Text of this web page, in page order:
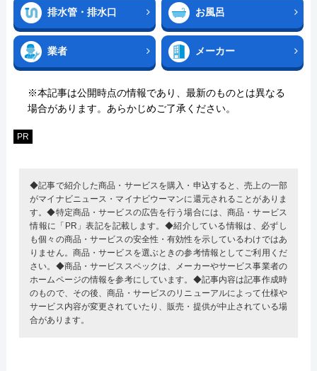
排水管・排水口 お風呂
業者 メーカー
※本記事は公開時点の情報であり、最新のものとは異なる
場合があります。あらかじめご了承ください。
PR
◆記事で紹介した商品・サービスを購入・申込すると、売上の一部
がマイナビニュース・マイナビウーマンに還元されることがありま
す。◆特定商品・サービスの広告を行う場合には、商品・サービス
情報に「PR」表記を記載します。◆紹介している情報は、必ずし
も個々の商品・サービスの安全性・有効性を示しているわけではあ
りません。商品・サービスを選ぶときの参考情報としてご利用くだ
さい。◆商品・サービススペックは、メーカーやサービス事業者の
ホームページの情報を参考にしています。◆記事内容は記事作成時
のもので、その後、商品・サービスのリニューアルによって仕様や
サービス内容が変更されていたり、販売・提供が中止されている場
合があります。